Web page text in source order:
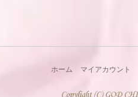
ホーム マイアカウント